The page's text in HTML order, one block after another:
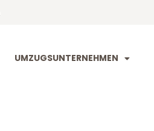
UMZUGSUNTERNEHMEN